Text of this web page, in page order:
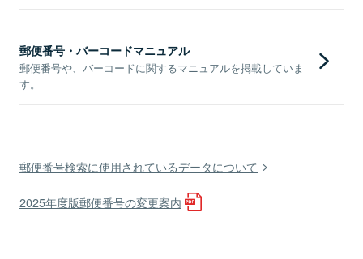
郵便番号・バーコードマニュアル
郵便番号や、バーコードに関するマニュアルを掲載していま
す。
郵便番号検索に使用されているデータについて
2025年度版郵便番号の変更案内